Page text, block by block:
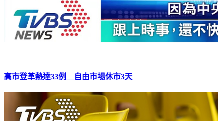
高市登革熱達33例 自由市場休市3天